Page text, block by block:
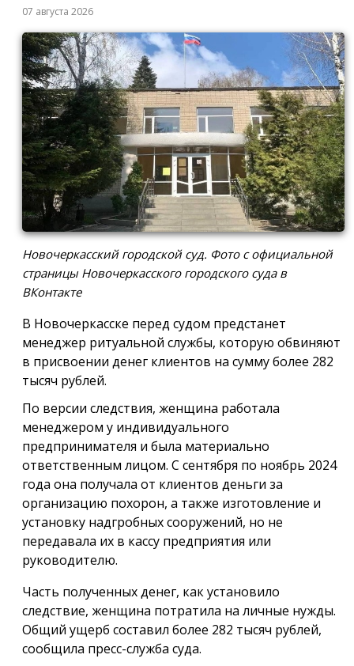
07 августа 2026
Новочеркасский городской суд. Фото с официальной
страницы Новочеркасского городского суда в
ВКонтакте
В Новочеркасске перед судом предстанет
менеджер ритуальной службы, которую обвиняют
в присвоении денег клиентов на сумму более 282
тысяч рублей.
По версии следствия, женщина работала
менеджером у индивидуального
предпринимателя и была материально
ответственным лицом. С сентября по ноябрь 2024
года она получала от клиентов деньги за
организацию похорон, а также изготовление и
установку надгробных сооружений, но не
передавала их в кассу предприятия или
руководителю.
Часть полученных денег, как установило
следствие, женщина потратила на личные нужды.
Общий ущерб составил более 282 тысяч рублей,
сообщила пресс-служба суда.